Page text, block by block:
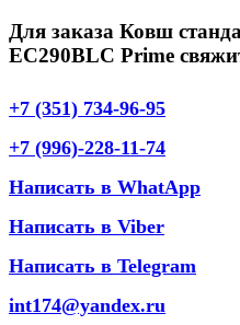
Для заказа Ковш
EC290BLC Prime
+7 (351) 734-96-95
+7 (996)-228-11-74
Написать в WhatApp
Написать в Viber
Написать в Telegram
int174@yandex.ru